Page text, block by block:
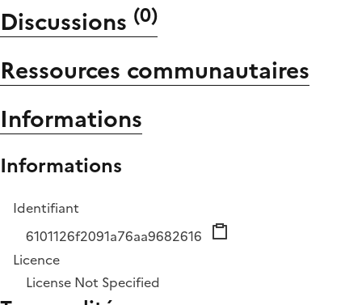
Discussions (0)
Ressources communautaires
Informations
Informations
Identifiant
6101126f2091a76aa9682616
Licence
License Not Specified